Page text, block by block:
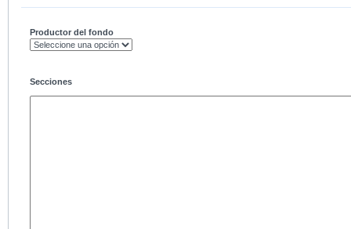
Productor del fondo
Secciones